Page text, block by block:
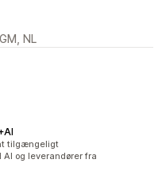
NL
tilgængeligt
AI og leverandører fra